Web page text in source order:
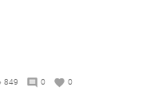
849 0 0